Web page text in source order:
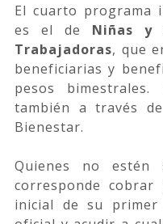
El cuarto programa
es el de Niñas y
Trabajadoras, que
beneficiarias y
pesos
también a través
Bienestar.
Quienes no
corresponde
inicial de su